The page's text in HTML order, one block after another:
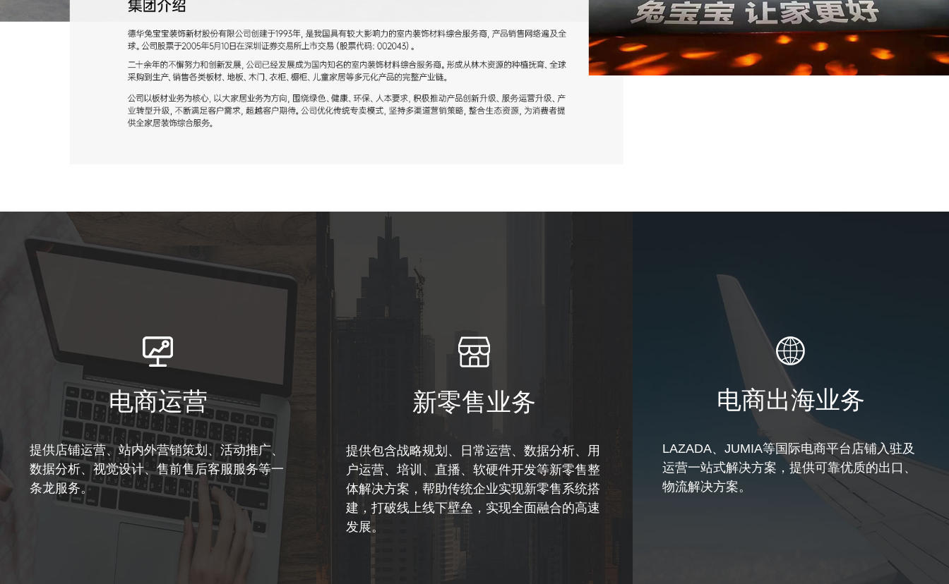
电商运营
提供店铺运营、站内外营销策划、活动推广、
数据分析、视觉设计、售前售后客服服务等一
条龙服务。
新零售业务
提供包含战略规划、日常运营、数据分析、用
户运营、培训、直播、软硬件开发等新零售整
体解决方案，帮助传统企业实现新零售系统搭
建，打破线上线下壁垒，实现全面融合的高速
发展。
电商出海业务
LAZADA、JUMIA等国际电商平台店铺入驻及
运营一站式解决方案，提供可靠优质的出口、
物流解决方案。